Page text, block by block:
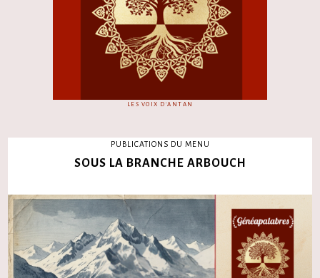
LES VOIX D'ANTAN
PUBLICATIONS DU MENU
SOUS LA BRANCHE ARBOUCH